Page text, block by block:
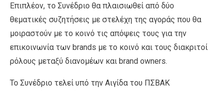
Επιπλέον, το Συνέδριο θα πλαισιωθεί από δύο
θεματικές συζητήσεις με στελέχη της αγοράς που θα
μοιραστούν με το κοινό τις απόψεις τους για την
επικοινωνία των brands με το κοινό και τους διακριτοί
ρόλους μεταξύ διανομέων και brand owners.
To Συνέδριο τελεί υπό την Αιγίδα του ΠΣΒΑΚ